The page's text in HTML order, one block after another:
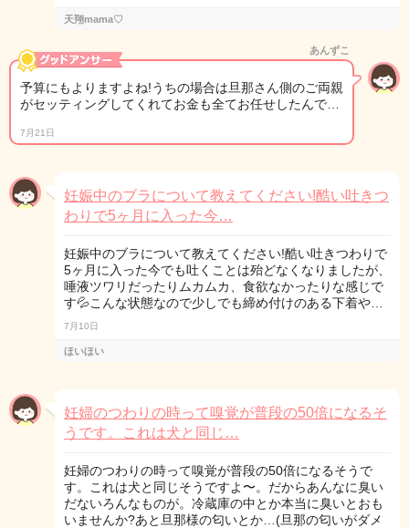
天翔mama♡
あんずこ
予算にもよりますよね!うちの場合は旦那さん側のご両親
がセッティングしてくれてお金も全てお任せしたんで…
7月21日
妊娠中のブラについて教えてください!酷い吐きつ
わりで5ヶ月に入った今…
妊娠中のブラについて教えてください!酷い吐きつわりで
5ヶ月に入った今でも吐くことは殆どなくなりましたが、
唾液ツワリだったりムカムカ、食欲なかったりな感じで
す💦こんな状態なので少しでも締め付けのある下着や…
7月10日
ほいほい
妊婦のつわりの時って嗅覚が普段の50倍になるそ
うです。これは犬と同じ…
妊婦のつわりの時って嗅覚が普段の50倍になるそうで
す。これは犬と同じそうですよ〜。だからあんなに臭い
だないろんなものが。冷蔵庫の中とか本当に臭いとおも
いませんか?あと旦那様の匂いとか…(旦那の匂いがダメ